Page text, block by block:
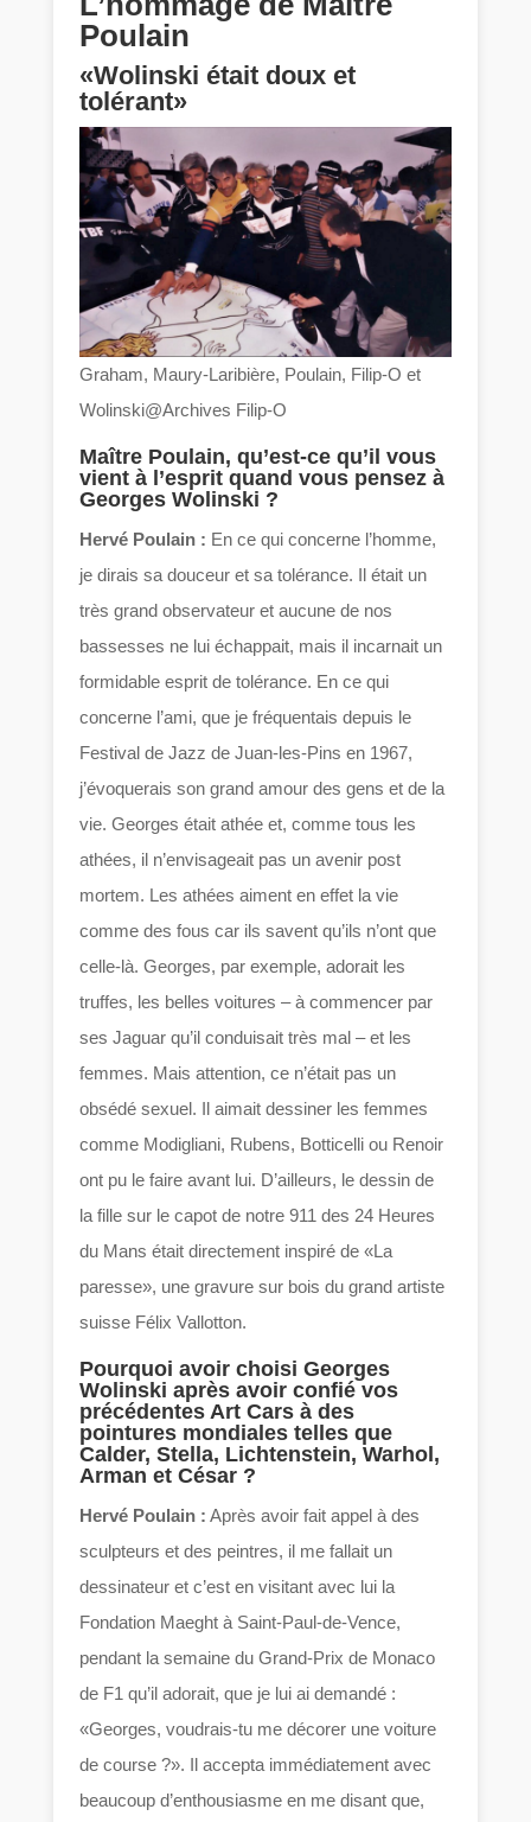
Poulain
«Wolinski était doux et
tolérant»
Graham, Maury-Laribière, Poulain, Filip-O et
Wolinski@Archives Filip-O
Maître Poulain, qu’est-ce qu’il vous
vient à l’esprit quand vous pensez à
Georges Wolinski ?
Hervé Poulain : En ce qui concerne l’homme,
je dirais sa douceur et sa tolérance. Il était un
très grand observateur et aucune de nos
bassesses ne lui échappait, mais il incarnait un
formidable esprit de tolérance. En ce qui
concerne l’ami, que je fréquentais depuis le
Festival de Jazz de Juan-les-Pins en 1967,
j’évoquerais son grand amour des gens et de la
vie. Georges était athée et, comme tous les
athées, il n’envisageait pas un avenir post
mortem. Les athées aiment en effet la vie
comme des fous car ils savent qu’ils n’ont que
celle-là. Georges, par exemple, adorait les
truffes, les belles voitures – à commencer par
ses Jaguar qu’il conduisait très mal – et les
femmes. Mais attention, ce n’était pas un
obsédé sexuel. Il aimait dessiner les femmes
comme Modigliani, Rubens, Botticelli ou Renoir
ont pu le faire avant lui. D’ailleurs, le dessin de
la fille sur le capot de notre 911 des 24 Heures
du Mans était directement inspiré de «La
paresse», une gravure sur bois du grand artiste
suisse Félix Vallotton.
Pourquoi avoir choisi Georges
Wolinski après avoir confié vos
précédentes Art Cars à des
pointures mondiales telles que
Calder, Stella, Lichtenstein, Warhol,
Arman et César ?
Hervé Poulain : Après avoir fait appel à des
sculpteurs et des peintres, il me fallait un
dessinateur et c’est en visitant avec lui la
Fondation Maeght à Saint-Paul-de-Vence,
pendant la semaine du Grand-Prix de Monaco
de F1 qu’il adorait, que je lui ai demandé :
«Georges, voudrais-tu me décorer une voiture
de course ?». Il accepta immédiatement avec
beaucoup d’enthousiasme en me disant que,